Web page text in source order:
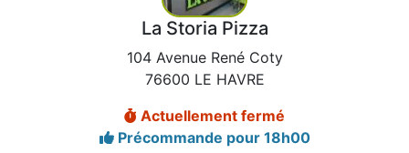
La Storia Pizza
104 Avenue René Coty
76600 LE HAVRE
Actuellement fermé
Précommande pour 18h00